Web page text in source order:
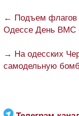
← Подъем флагов
Одессе День ВМС
→ На одесских
самодельную